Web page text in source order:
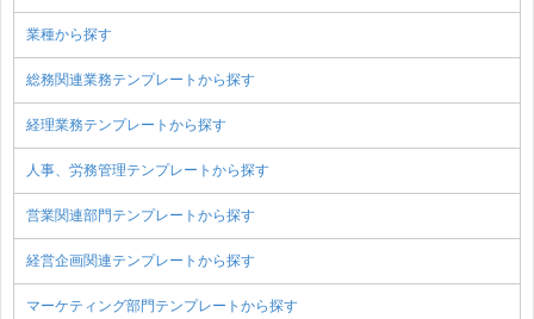
業種から探す
総務関連業務テンプレートから探す
経理業務テンプレートから探す
人事、労務管理テンプレートから探す
営業関連部門テンプレートから探す
経営企画関連テンプレートから探す
マーケティング部門テンプレートから探す